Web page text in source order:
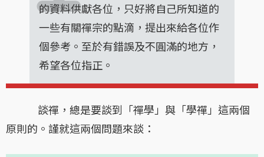
的資料供獻各位，只好將自己所知道的
一些有關禪宗的點滴，提出來給各位作
個參考。至於有錯誤及不圓滿的地方，
希望各位指正。
談禪，總是要談到「禪學」與「學禪」這兩個
原則的。謹就這兩個問題來談：